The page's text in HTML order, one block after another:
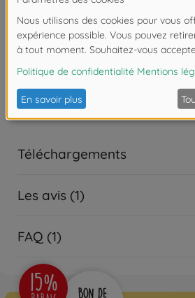
With its innovative gameboard,
players up to 32 island worlds.
Ne convient
moins de 3 ans. Risque
présence de pièces de
Téléchargements
Les avis (1)
FAQ (1)